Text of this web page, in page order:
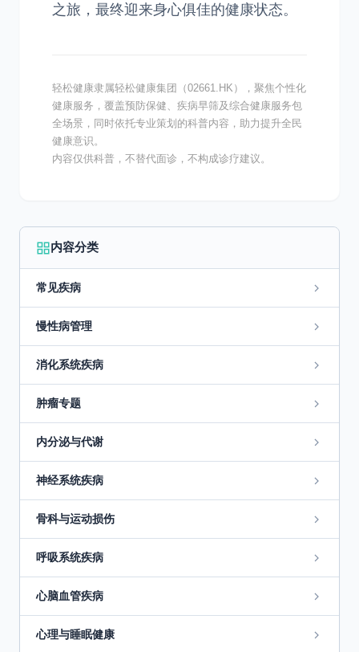
之旅，最终迎来身心俱佳的健康状态。
轻松健康隶属轻松健康集团（02661.HK），聚焦个性化
健康服务，覆盖预防保健、疾病早筛及综合健康服务包
全场景，同时依托专业策划的科普内容，助力提升全民
健康意识。
内容仅供科普，不替代面诊，不构成诊疗建议。
内容分类
常见疾病
慢性病管理
消化系统疾病
肿瘤专题
内分泌与代谢
神经系统疾病
骨科与运动损伤
呼吸系统疾病
心脑血管疾病
心理与睡眠健康